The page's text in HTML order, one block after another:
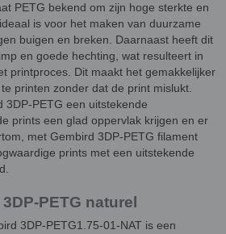
PETG bekend om zijn hoge sterkte en
is voor het maken van duurzame
buigen en breken. Daarnaast heeft dit
en goede hechting, wat resulteert in
printproces. Dit maakt het gemakkelijker
printen zonder dat de print mislukt.
3DP-PETG een uitstekende
prints een glad oppervlak krijgen en er
met Gembird 3DP-PETG filament
prints met een uitstekende
PETG naturel
3DP-PETG1.75-01-NAT is een